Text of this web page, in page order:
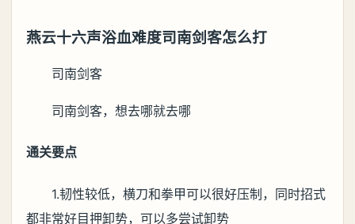
燕云十六声浴血难度司南剑客怎么打
司南剑客
司南剑客，想去哪就去哪
通关要点
1.韧性较低，横刀和拳甲可以很好压制，同时招式
都非常好目押卸势，可以多尝试卸势